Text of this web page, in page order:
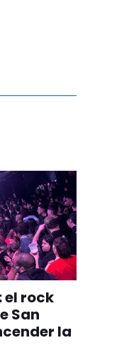
el rock
San
la